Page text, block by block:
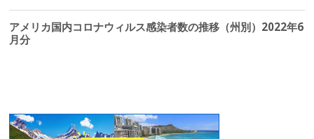
アメリカ国内コロナウィルス感染者数の推移（州別）2022年6
月分